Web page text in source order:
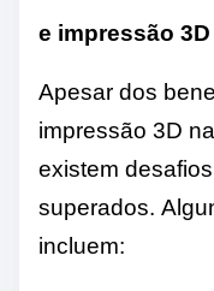
e impressão
Apesar dos
impressão 3D
existem
superados.
incluem: